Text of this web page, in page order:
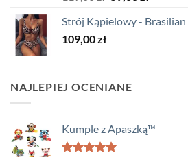
na 5
wynosiła:wynosi:
Strój Kąpielowy - Brasilian
109,00zł
NAJLEPIEJ OCENIANE
Kumple z Apaszką™